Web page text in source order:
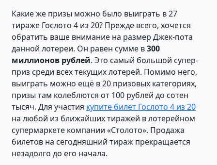
Какие же призы можно было выиграть в 27
тираже Гослото 4 из 20? Прежде всего, хочется
обратить ваше внимание на размер Джек-пота
данной лотереи. Он равен сумме в300
миллионов рублей. Это самый большой супер-
приз среди всех текущих лотерей. Помимо него,
выиграть можно ещё в 20 призовых категориях,
призы там колеблются от 100 рублей до сотен
тысяч. Для участия купите билет Гослото 4 из 20
на любой из ближайших тиражей в лотерейном
супермаркете компании «Столото». Продажа
билетов на сегодняшний тираж прекращается
незадолго до его начала.